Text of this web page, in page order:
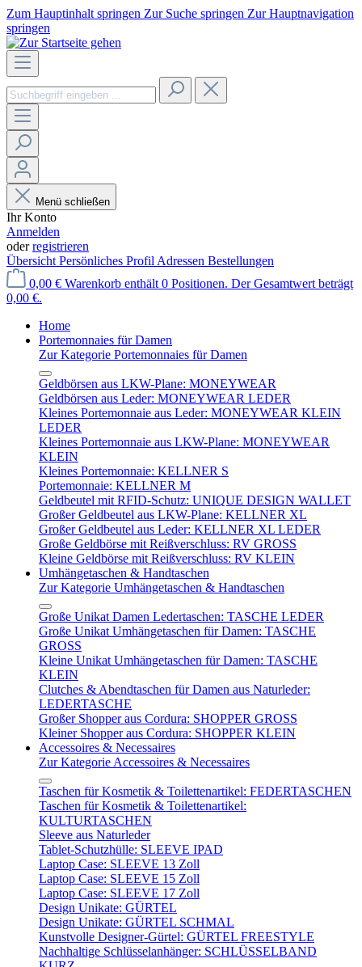
Zum Hauptinhalt springen Zur Suche springen Zur Hauptnavigation
springen
Menü schließen
Ihr Konto
Anmelden
oderregistrieren
Übersicht Persönliches Profil Adressen Bestellungen
0,00 € Warenkorb enthält 0 Positionen. Der Gesamtwert beträgt
0,00 €.
Home
Portemonnaies für Damen
Zur Kategorie Portemonnaies für Damen
Geldbörsen aus LKW-Plane: MONEYWEAR
Geldbörsen aus Leder: MONEYWEAR LEDER
Kleines Portemonnaie aus Leder: MONEYWEAR KLEIN
LEDER
Kleines Portemonnaie aus LKW-Plane: MONEYWEAR
KLEIN
Kleines Portemonnaie: KELLNER S
Portemonnaie: KELLNER M
Geldbeutel mit RFID-Schutz: UNIQUE DESIGN WALLET
Großer Geldbeutel aus LKW-Plane: KELLNER XL
Großer Geldbeutel aus Leder: KELLNER XL LEDER
Große Geldbörse mit Reißverschluss: RV GROSS
Kleine Geldbörse mit Reißverschluss: RV KLEIN
Umhängetaschen & Handtaschen
Zur Kategorie Umhängetaschen & Handtaschen
Große Unikat Damen Ledertaschen: TASCHE LEDER
Große Unikat Umhängetaschen für Damen: TASCHE
GROSS
Kleine Unikat Umhängetaschen für Damen: TASCHE
KLEIN
Clutches & Abendtaschen für Damen aus Naturleder:
LEDERTASCHE
Großer Shopper aus Cordura: SHOPPER GROSS
Kleiner Shopper aus Cordura: SHOPPER KLEIN
Accessoires & Necessaires
Zur Kategorie Accessoires & Necessaires
Taschen für Kosmetik & Toilettenartikel: FEDERTASCHEN
Taschen für Kosmetik & Toilettenartikel:
KULTURTASCHEN
Sleeve aus Naturleder
Tablet-Schutzhülle: SLEEVE IPAD
Laptop Case: SLEEVE 13 Zoll
Laptop Case: SLEEVE 15 Zoll
Laptop Case: SLEEVE 17 Zoll
Design Unikate: GÜRTEL
Design Unikate: GÜRTEL SCHMAL
Kunstvolle Designer-Gürtel: GÜRTEL FREESTYLE
Nachhaltige Schlüsselanhänger: SCHLÜSSELBAND